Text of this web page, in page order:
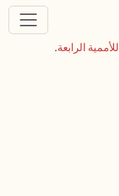
للأممية الرابعة.